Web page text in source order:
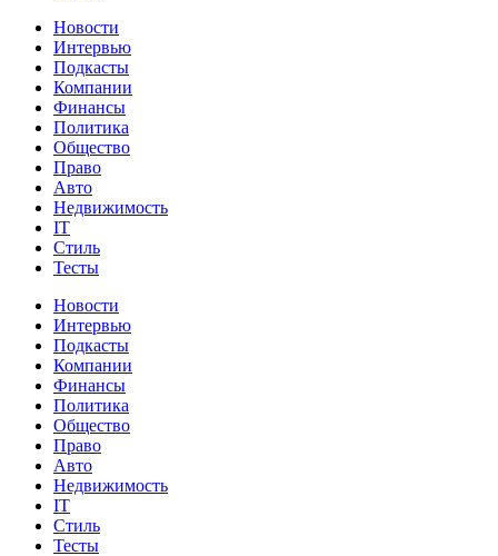
Новости
Интервью
Подкасты
Компании
Финансы
Политика
Общество
Право
Авто
Недвижимость
IT
Стиль
Тесты
Новости
Интервью
Подкасты
Компании
Финансы
Политика
Общество
Право
Авто
Недвижимость
IT
Стиль
Тесты